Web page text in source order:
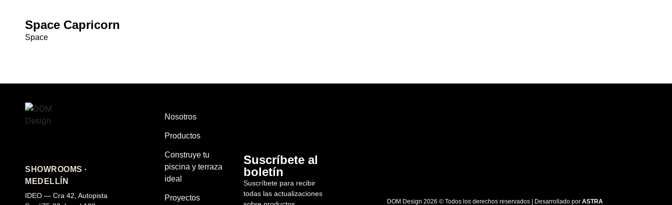
Space Capricorn
Space
SHOWROOMS ·
MEDELLÍN
IDEO — Cra 42, Autopista
Nosotros
Productos
Construye tu
piscina y terraza
ideal
Proyectos
Suscríbete al
boletín
Suscríbete para recibir
todas las actualizaciones
DOM Design 2026 © Todos los derechos reservados | Desarrollado por ASTRA